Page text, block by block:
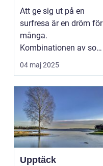
Att ge sig ut på en
surfresa är en dröm för
många.
Kombinationen av sol,
...
04 maj 2025
Upptäck